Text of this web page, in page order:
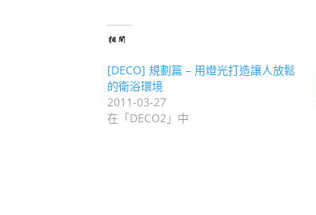
相關
[DECO] 規劃篇 – 用燈光打造讓人放鬆
的衛浴環境
2011-03-27
在「DECO2」中